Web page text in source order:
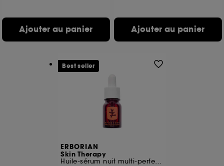
Ajouter au panier Ajouter au panier
ERBORIAN
Skin Therapy
Huile-sérum nuit multi-perfectrice
Best seller